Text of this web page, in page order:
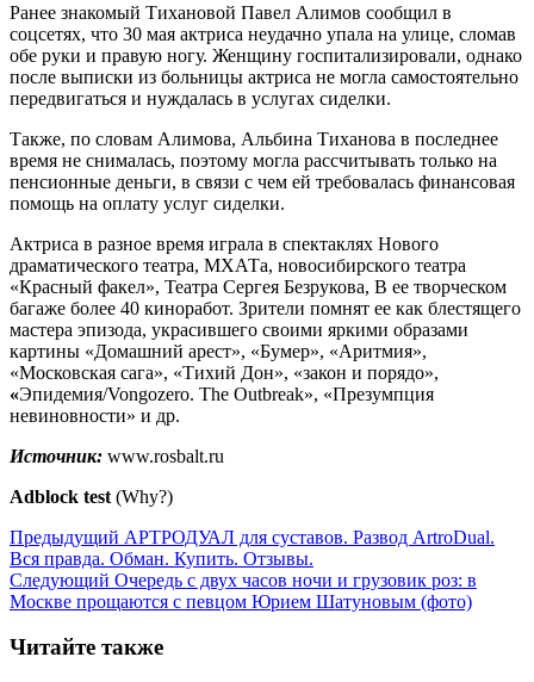
Ранее знакомый Тихановой Павел Алимов сообщил в
соцсетях, что 30 мая актриса неудачно упала на улице, сломав
обе руки и правую ногу. Женщину госпитализировали, однако
после выписки из больницы актриса не могла самостоятельно
передвигаться и нуждалась в услугах сиделки.
Также, по словам Алимова, Альбина Тиханова в последнее
время не снималась, поэтому могла рассчитывать только на
пенсионные деньги, в связи с чем ей требовалась финансовая
помощь на оплату услуг сиделки.
Актриса в разное время играла в спектаклях Нового
драматического театра, МХАТа, новосибирского театра
«Красный факел», Театра Сергея Безрукова, В ее творческом
багаже более 40 киноработ. Зрители помнят ее как блестящего
мастера эпизода, украсившего своими яркими образами
картины «Домашний арест», «Бумер», «Аритмия»,
«Московская сага», «Тихий Дон», «закон и порядо»,
«Эпидемия/Vongozero. The Outbreak», «Презумпция
невиновности» и др.
Источник: www.rosbalt.ru
Adblock test (Why?)
Предыдущий АРТРОДУАЛ для суставов. Развод ArtroDual.
Вся правда. Обман. Купить. Отзывы.
Следующий Очередь с двух часов ночи и грузовик роз: в
Москве прощаются с певцом Юрием Шатуновым (фото)
Читайте также